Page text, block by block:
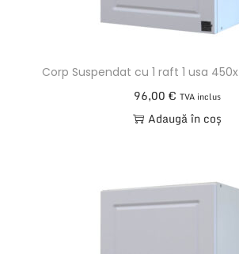
Corp Suspendat cu 1 raft 1 usa
96,00 € TVA inclus
Adaugă în coș